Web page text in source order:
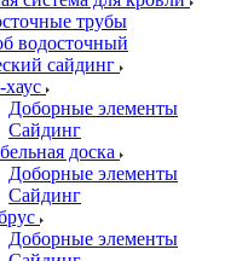
трубы
водосточный
сайдинг
Доборные элементы
Сайдинг
доска
Доборные элементы
Сайдинг
Доборные элементы